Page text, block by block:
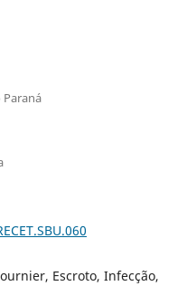
Paraná
Escroto, Infecção,